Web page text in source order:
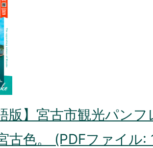
版】宮古市観光パン
古色。 (PDFファイル: